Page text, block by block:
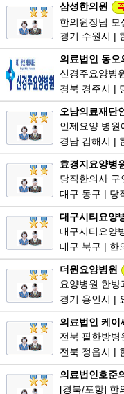
삼성한의원
한의원장님 모
경기 수원시 |
의료법인 동오
신경주요양병
경북 경주시 |
오남의료재단
인제요양 병원
경남 김해시 |
효경지요양병
당직한의사 구
대구 동구 | 당
대구시티요양
대구시티요양
대구 북구 | 한
더원요양병원
요양병원 한방
경기 용인시 |
의료법인 케이
전북 필한방병
전북 정읍시 |
의료법인호준
[경북/포항] 한